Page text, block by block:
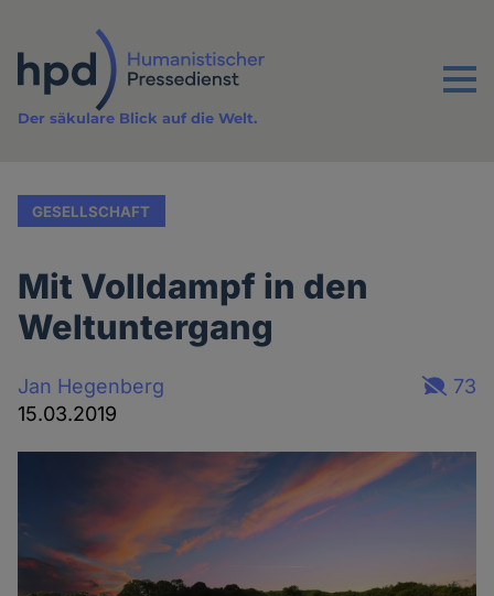
Inhalt
Menu
Der säkulare Blick auf die Welt.
GESELLSCHAFT
Mit Volldampf in den
Weltuntergang
Jan Hegenberg
15.03.2019
73